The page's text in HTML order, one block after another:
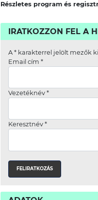
Részletes program és
IRATKOZZON FEL A
A *karakterrel jelölt mezők
Email cím *
Vezetéknév *
Keresztnév *